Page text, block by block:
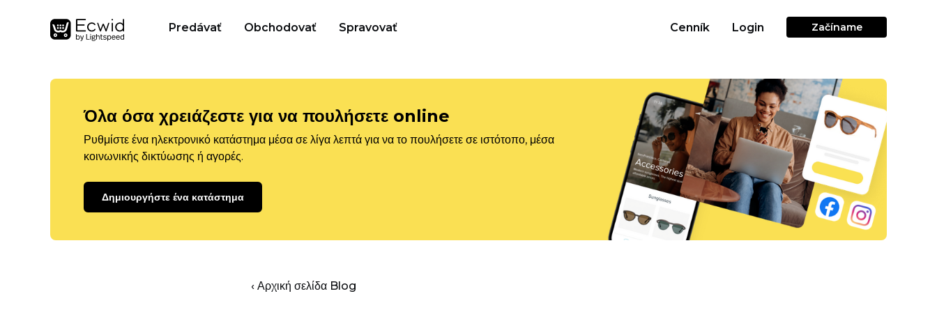
Predávať Obchodovať Spravovať Cenník Login Začíname
Όλα όσα χρειάζεστε για να πουλήσετε online
Ρυθμίστε ένα ηλεκτρονικό κατάστημα μέσα σε λίγα λεπτά για να το πουλήσετε σε ιστότοπο, μέσα
κοινωνικής δικτύωσης ή αγορές.
Δημιουργήστε ένα κατάστημα
‹ Αρχική σελίδα Blog